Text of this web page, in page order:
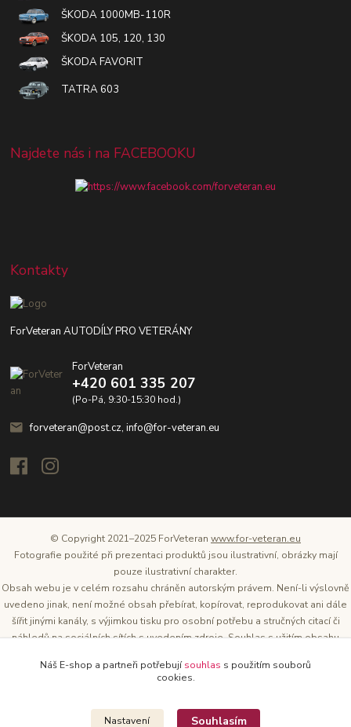
ŠKODA 1000MB-110R
ŠKODA 105, 120, 130
ŠKODA FAVORIT
TATRA 603
Najdete nás i na FACEBOOKU
Kontakty
ForVeteran AUTODÍLY PRO VETERÁNY
ForVeteran
+420 601 335 207
(Po-Pá, 9:30-15:30 hod.)
forveteran@post.cz, info@for-veteran.eu
© Copyright 2021–2025 ForVeteran www.for-veteran.eu
Fotografie použité při prezentaci produktů jsou ilustrativní, obrázky mají
pouze ilustrativní charakter.
Obsah webu je v celém rozsahu chráněn autorským právem. Není-li výslovně
uvedeno jinak, není možné obsah přebírat, kopírovat, reprodukovat ani dále
šířit jinými kanály, s výjimkou tisku pro osobní potřebu a stručných citací či
náhledů na sociálních sítích s uvedením zdroje. Souhlas s užitím obsahu
těchto webových stránek je Tomáš Oršel.
Náš E-shop a partneři potřebujísouhlas s použitím souborů
cookies.
Nastavení Souhlasím